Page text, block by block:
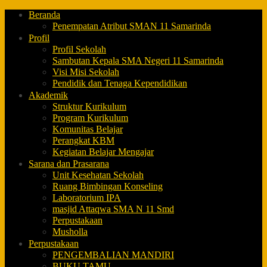
Beranda
Penempatan Atribut SMAN 11 Samarinda
Profil
Profil Sekolah
Sambutan Kepala SMA Negeri 11 Samarinda
Visi Misi Sekolah
Pendidik dan Tenaga Kependidikan
Akademik
Struktur Kurikulum
Program Kurikulum
Komunitas Belajar
Perangkat KBM
Kegiatan Belajar Mengajar
Sarana dan Prasarana
Unit Kesehatan Sekolah
Ruang Bimbingan Konseling
Laboratorium IPA
masjid Attaqwa SMA N 11 Smd
Perpustakaan
Musholla
Perpustakaan
PENGEMBALIAN MANDIRI